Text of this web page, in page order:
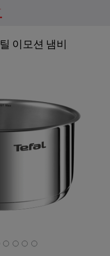
이모션 냄비